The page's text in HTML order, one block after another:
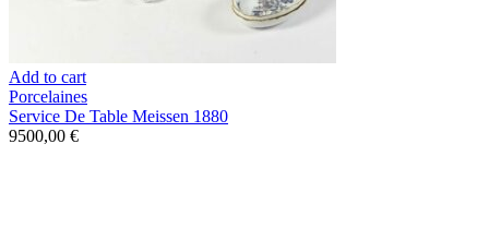
Add to cart
Porcelaines
Service De Table Meissen 1880
9500,00 €